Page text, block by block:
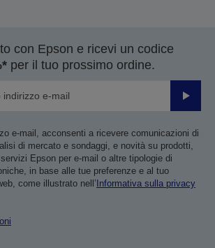
con Epson e ricevi un codice
per il tuo prossimo ordine.
Invia
e-mail, acconsenti a ricevere comunicazioni di
di mercato e sondaggi, e novità su prodotti,
Epson per e-mail o altre tipologie di
in base alle tue preferenze e al tuo
come illustrato nell’Informativa sulla privacy